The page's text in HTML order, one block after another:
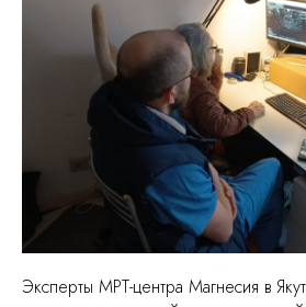
Эксперты МРТ-центра Магнесия в